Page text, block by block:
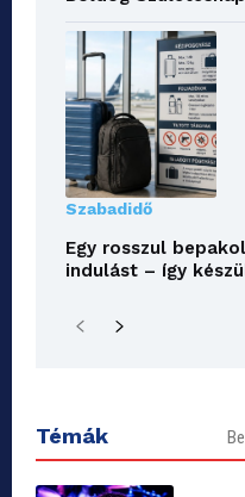
Szabadidő
Egy rosszul
indulást – így
Témák